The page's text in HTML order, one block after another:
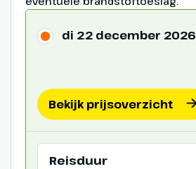
di 22 december 2026
Bekijk prijsoverzicht
Reisduur